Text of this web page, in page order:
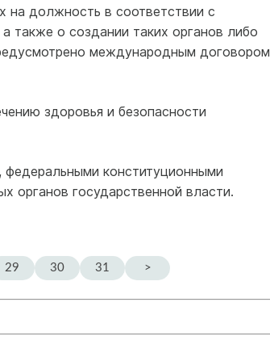
на должность в соответствии с
о создании таких органов либо
международным договором
здоровья и безопасности
конституционными
органов государственной власти.
29 30 31 >